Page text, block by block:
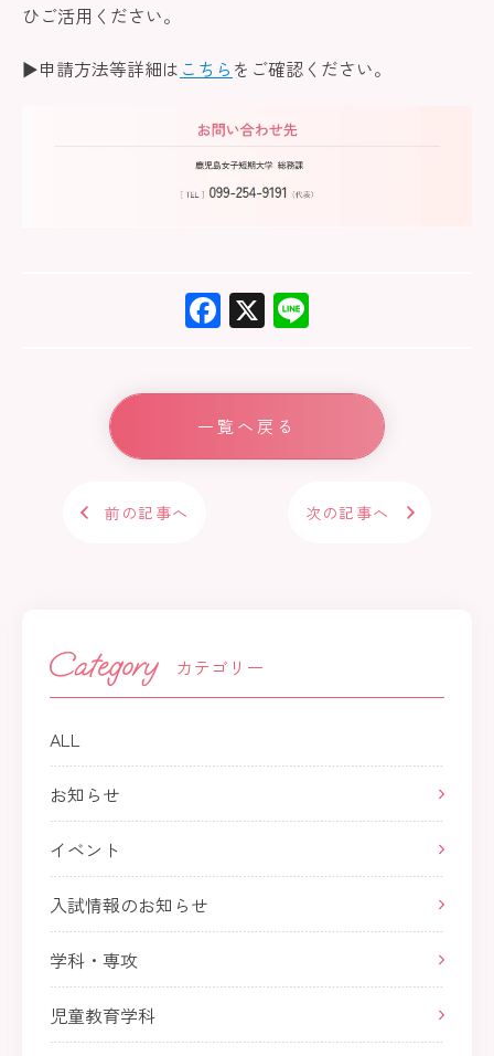
ひご活用ください。
▶︎申請方法等詳細は こちら をご確認ください。
F
e
b
o
X
一覧へ戻る
前の記事へ 次の記事へ
カテゴリー
ALL
お知らせ
イベント
入試情報のお知らせ
学科・専攻
児童教育学科